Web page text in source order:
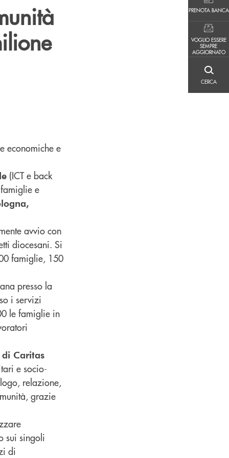
PRENOTA BANCA
VOGLIO ESSERE
SEMPRE
AGGIORNATO
VOGLIO ESSERE SEMPRE AGGIORNATO
CERCA
economiche e
(ICT e back
e
avvio con
diocesani. Si
famiglie, 150
presso la
i servizi
le famiglie in
di Caritas
e socio-
relazione,
grazie
sui singoli
di